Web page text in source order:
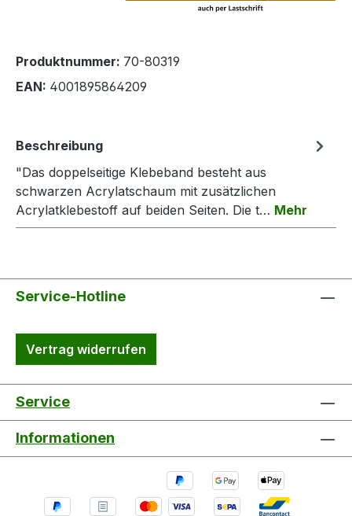
Produktnummer: 70-80319
EAN: 4001895864209
Beschreibung
"Das doppelseitige Klebeband besteht aus
schwarzen Acrylatschaum mit zusätzlichen
Acrylatklebestoff auf beiden Seiten. Die t… Mehr
Service-Hotline
Vertrag widerrufen
Service
Informationen